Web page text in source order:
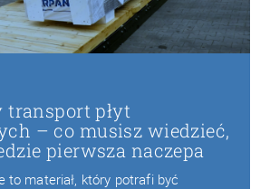
transport płyt
– co musisz wiedzieć,
pierwsza naczepa
to materiał, który potrafi być